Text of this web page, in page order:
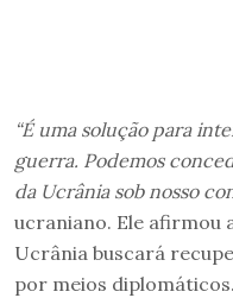
“É uma solução para
guerra. Podemos
da Ucrânia sob nosso
ucraniano. Ele afirmou
Ucrânia buscará
por meios diplomáticos.